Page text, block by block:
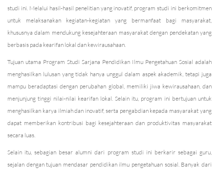
studi ini. Melalui hasil-hasil penelitian yang inovatif, program studi ini berkomitmen
untuk melaksanakan kegiatan-kegiatan yang bermanfaat bagi masyarakat,
khususnya dalam mendukung kesejahteraan masyarakat dengan pendekatan yang
berbasis pada kearifan lokal dan kewirausahaan.
Tujuan utama Program Studi Sarjana Pendidikan Ilmu Pengetahuan Sosial adalah
menghasilkan lulusan yang tidak hanya unggul dalam aspek akademik, tetapi juga
mampu beradaptasi dengan perubahan global, memiliki jiwa kewirausahaan, dan
menjunjung tinggi nilai-nilai kearifan lokal. Selain itu, program ini bertujuan untuk
menghasilkan karya ilmiah dan inovatif, serta pengabdian kepada masyarakat yang
dapat memberikan kontribusi bagi kesejahteraan dan produktivitas masyarakat
secara luas.
Selain itu, sebagian besar alumni dari program studi ini berkarir sebagai guru,
sejalan dengan tujuan mendasar pendidikan ilmu pengetahuan sosial. Banyak dari